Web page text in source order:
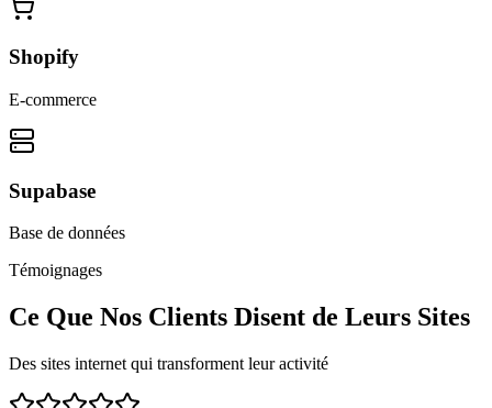
Shopify
E-commerce
Supabase
Base de données
Témoignages
Ce Que Nos Clients Disent de Leurs Sites
Des sites internet qui transforment leur activité